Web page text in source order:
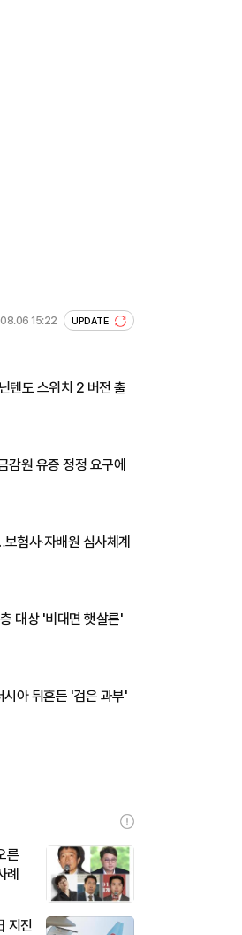
08.06 15:22 UPDATE
텐도 스위치 2 버전 출
감원 유증 정정 요구에
험사·자배원 심사체계
대상 '비대면 햇살론'
아 뒤흔든 '검은 과부'
른
례
지진